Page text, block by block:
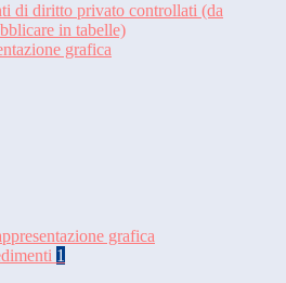
di diritto privato controllati (da
in tabelle)
grafica
grafica
1